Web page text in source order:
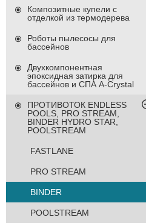
Композитные купели с
отделкой из термодерева
Роботы пылесосы для
бассейнов
Двухкомпонентная
эпоксидная затирка для
бассейнов и СПА A-Crystal
ПРОТИВОТОК ENDLESS
POOLS, PRO STREAM,
BINDER HYDRO STAR,
POOLSTREAM
FASTLANE
PRO STREAM
BINDER
POOLSTREAM